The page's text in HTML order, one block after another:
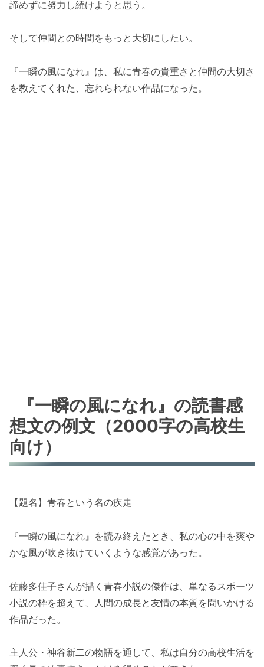
諦めずに努力し続けようと思う。
そして仲間との時間をもっと大切にしたい。
『一瞬の風になれ』は、私に青春の貴重さと仲間の大切さ
を教えてくれた、忘れられない作品になった。
『一瞬の風になれ』の読書感
想文の例文（2000字の高校生
向け）
【題名】青春という名の疾走
『一瞬の風になれ』を読み終えたとき、私の心の中を爽や
かな風が吹き抜けていくような感覚があった。
佐藤多佳子さんが描く青春小説の傑作は、単なるスポーツ
小説の枠を超えて、人間の成長と友情の本質を問いかける
作品だった。
主人公・神谷新二の物語を通して、私は自分の高校生活を